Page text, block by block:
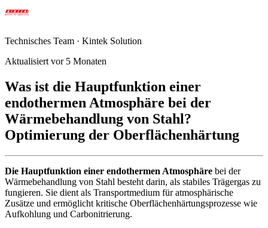
Technisches Team · Kintek Solution
Aktualisiert vor 5 Monaten
Was ist die Hauptfunktion einer
endothermen Atmosphäre bei der
Wärmebehandlung von Stahl?
Optimierung der Oberflächenhärtung
Die Hauptfunktion einer endothermen Atmosphäre bei der
Wärmebehandlung von Stahl besteht darin, als stabiles Trägergas zu
fungieren. Sie dient als Transportmedium für atmosphärische
Zusätze und ermöglicht kritische Oberflächenhärtungsprozesse wie
Aufkohlung und Carbonitrierung.